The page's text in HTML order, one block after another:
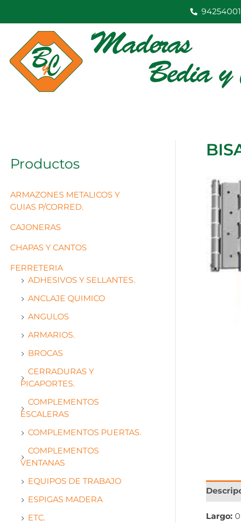
contenido
Productos
ARMAZONES METALICOS Y
GUIAS P/CORRED.
CAJONERAS
CHAPAS Y CANTOS
FERRETERIA
ADHESIVOS Y SELLANTES.
ANCLAJE QUIMICO
ANGULOS
ARMARIOS.
BROCAS
CERRADURAS Y
PICAPORTES.
COMPLEMENTOS
ESCALERAS
COMPLEMENTOS PUERTAS.
COMPLEMENTOS
VENTANAS
EQUIPOS DE TRABAJO
ESPIGAS MADERA
ETC.
Largo: 0